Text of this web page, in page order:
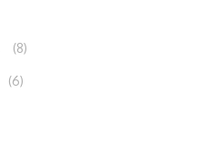
(8)
(6)